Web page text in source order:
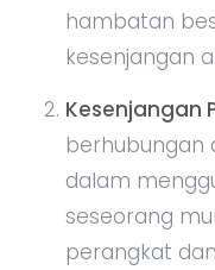
hambatan
kesenjangan
Kesenjangan
berhubungan
dalam
seseorang
perangkat